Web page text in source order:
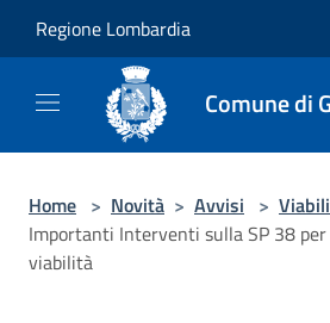
Regione Lombardia
Comune di
Home > Novità > Avvisi >
Importanti Interventi sulla SP 38
viabilità